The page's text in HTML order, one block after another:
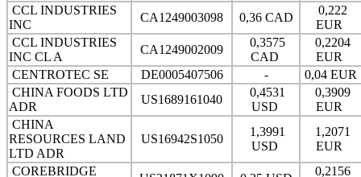
CCL INDUSTRIES
INC
CA1249003098 0,36 CAD
0,222
EUR
CCL INDUSTRIES
INC CL A
CA1249002009
0,3575
CAD
0,2204
EUR
CENTROTEC SE
DE0005407506 -
0,04 EUR
CHINA FOODS LTD
ADR
US1689161040
0,4531
USD
0,3909
EUR
CHINA
RESOURCES LAND
LTD ADR
US16942S1050
1,3991
USD
1,2071
EUR
COREBRIDGE
0,2156